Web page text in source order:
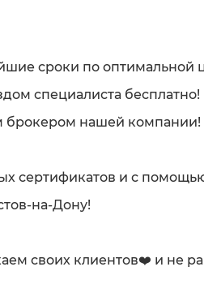
сроки по оптимальной
специалиста бесплатно!
брокером нашей компании!
и с
на-Дону!
своих клиентов❤️ и не